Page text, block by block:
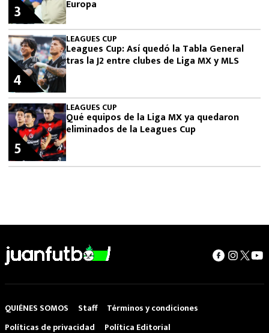
Europa
3
LEAGUES CUP
Leagues Cup: Así quedó la Tabla General
tras la J2 entre clubes de Liga MX y MLS
4
LEAGUES CUP
Qué equipos de la Liga MX ya quedaron
eliminados de la Leagues Cup
5
QUIÉNES SOMOS Staff
Términos y condiciones
Políticas de privacidad
Política Editorial